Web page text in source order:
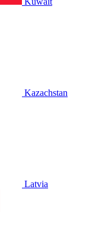
Kazachstan
Latvia